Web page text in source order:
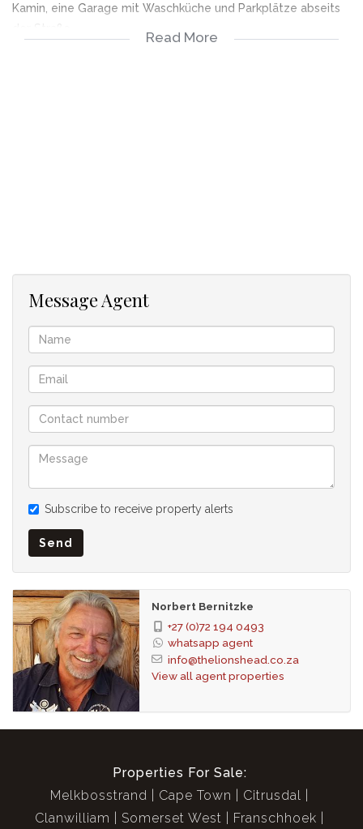
Kamin, eine Garage mit Waschküche und Parkplätze abseits
Read More
Message Agent
Subscribe to receive property alerts
Send
Norbert Bernitzke
+27 (0)72 194 0493
whatsapp agent
info@thelionshead.co.za
View all agent properties
Properties For Sale:
Melkbosstrand
Cape Town
Citrusdal
Clanwilliam
Somerset West Franschhoek